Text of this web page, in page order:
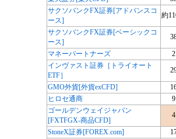
サクソバンクFX証券[アドバンスコ
ース]
約
サクソバンクFX証券[ベーシックコ
ース]
マネーパートナーズ
2
インヴァスト証券［トライオート
ETF］
GMO外貨[外貨exCFD]
ヒロセ通商
9
ゴールデンウェイジャパン
[FXTFGX-商品CFD]
4
StoneX証券[FOREX.com]